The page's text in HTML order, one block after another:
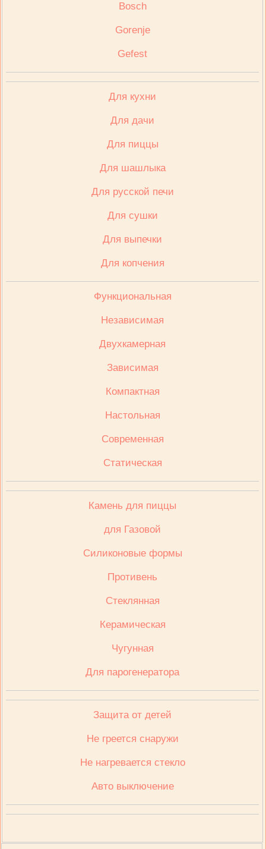
Bosch
Gorenje
Gefest
Для кухни
Для дачи
Для пиццы
Для шашлыка
Для русской печи
Для сушки
Для выпечки
Для копчения
Функциональная
Независимая
Двухкамерная
Зависимая
Компактная
Настольная
Современная
Статическая
Камень для пиццы
для Газовой
Cиликоновые формы
Противень
Стеклянная
Керамическая
Чугунная
Для парогенератора
Защита от детей
Не греется снаружи
Не нагревается стекло
Авто выключение